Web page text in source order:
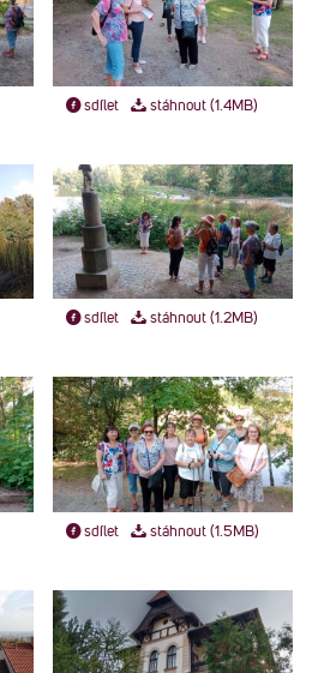
sdílet stáhnout (1.4MB)
sdílet stáhnout (1.2MB)
sdílet stáhnout (1.5MB)